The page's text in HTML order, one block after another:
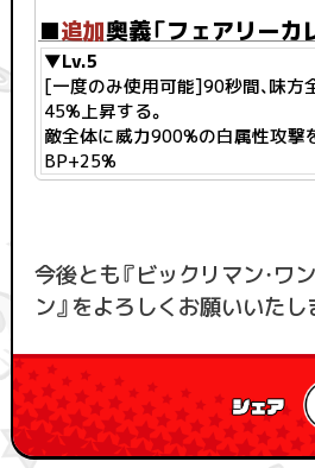
■追加奥義「フェアリーカ
▼Lv.5
[一度のみ使用可能]90秒間、味方
45%上昇する。
敵全体に威力900%の白属性攻撃
BP+25%
今後とも『ビックリマン・ワ
ン』をよろしくお願いいたし